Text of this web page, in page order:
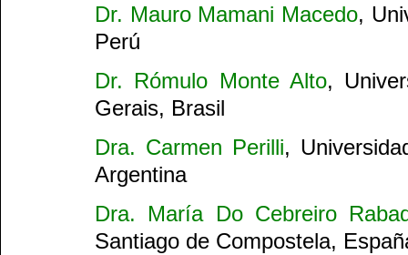
Dr. Mauro Mamani Macedo,
Perú
Dr. Rómulo Monte Alto,
Gerais, Brasil
Dra. Carmen Perilli,
Argentina
Dra. María Do Cebreiro
Santiago de Compostela,